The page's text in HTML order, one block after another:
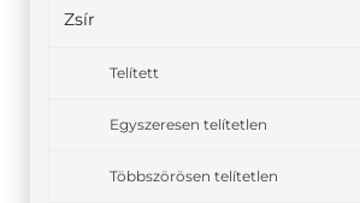
Zsír
Telített
Egyszeresen telítetlen
Többszörösen telítetlen